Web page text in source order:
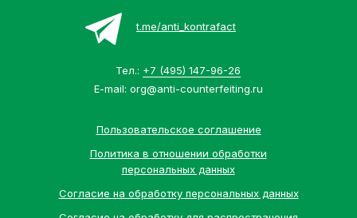
Тел.: +7 (495) 147-96-26
E-mail: org@anti-counterfeiting.ru
Согласие на обработку персональных данных
Политика в отношении обработки
персональных данных
t.me/anti_kontrafact
Пользовательское соглашение